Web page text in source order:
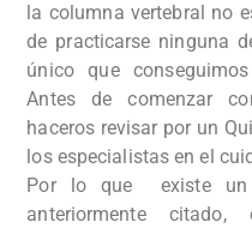
la columna vertebral no
de practicarse ninguna
único que
Antes de comenzar
haceros revisar por un
los especialistas en el
Por lo que existe
anteriormente